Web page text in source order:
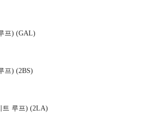
프) (GAL)
프) (2BS)
트 루프) (2LA)